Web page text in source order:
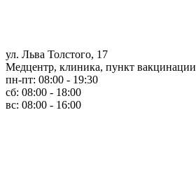
ул. Льва Толстого, 17
Медцентр, клиника, пункт вакцинации
пн-пт: 08:00 - 19:30
сб: 08:00 - 18:00
вс: 08:00 - 16:00